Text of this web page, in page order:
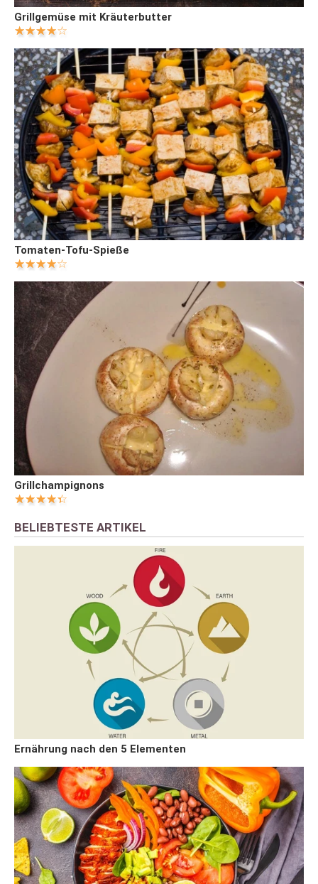
Grillgemüse mit Kräuterbutter
Tomaten-Tofu-Spieße
Grillchampignons
BELIEBTESTE ARTIKEL
Ernährung nach den 5 Elementen